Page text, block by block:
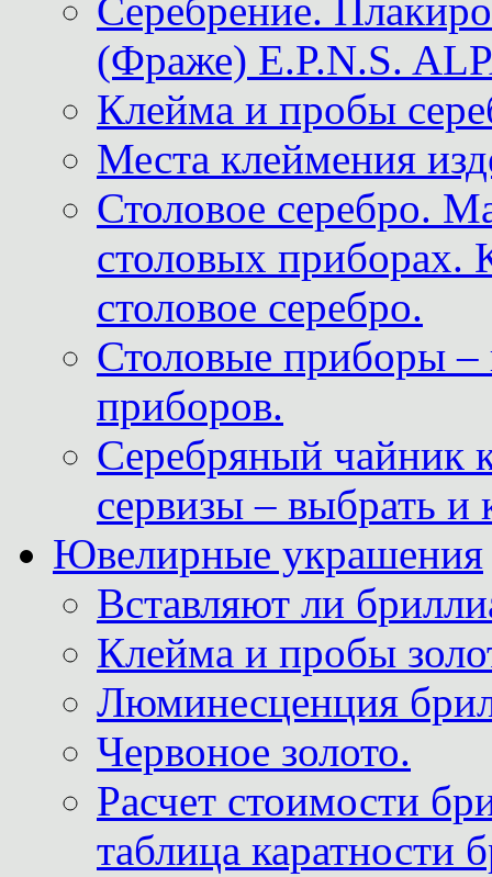
Серебрение.
(Фраже) E.P.N.S.
Клейма и пробы
Места клеймения
Столовое серебро.
столовых приборах.
столовое серебро.
Столовые приборы –
приборов.
Серебряный чайник
сервизы – выбрать и
Ювелирные украшения
Вставляют ли
Клейма и пробы
Люминесценция
Червоное золото.
Расчет стоимости
таблица каратности